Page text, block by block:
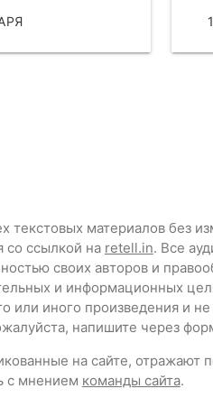
текстовых материалов без
со ссылкой на retell.in. Все
своих авторов и
и информационных
или иного произведения и
напишите через
на сайте, отражают
с мнением команды сайта.